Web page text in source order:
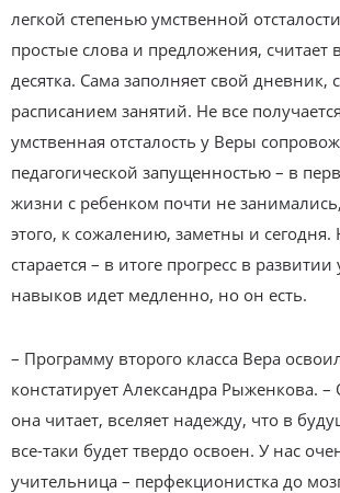
легкой степенью умственной
простые слова и предложения, считает
десятка. Сама заполняет свой дневник,
расписанием занятий. Не все
умственная отсталость у Веры
педагогической запущенностью – в
жизни с ребенком почти не
этого, к сожалению, заметны и
старается – в итоге прогресс в
навыков идет медленно, но он есть.
– Программу второго класса Вера
констатирует Александра Рыженкова. –
она читает, вселяет надежду, что в
все-таки будет твердо освоен. У нас
учительница – перфекционистка до